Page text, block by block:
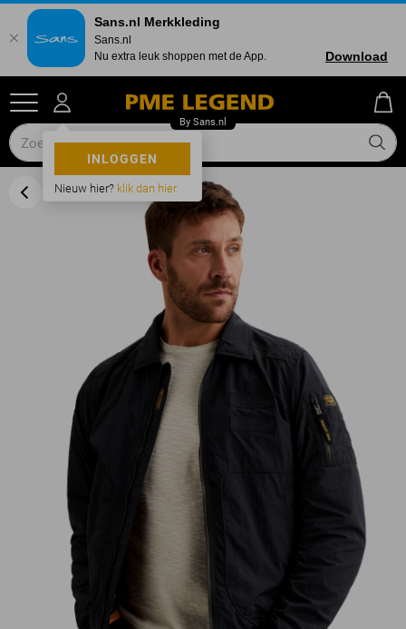
INLOGGEN
Nieuw hier? klik dan hier
Sans.nl Merkkleding
Sans.nl
Nu extra leuk shoppen met de App.
Download